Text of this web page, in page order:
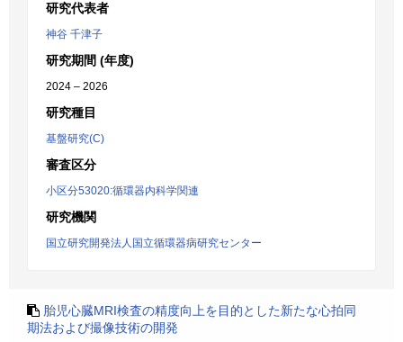
研究代表者
神谷 千津子
研究期間 (年度)
2024 – 2026
研究種目
基盤研究(C)
審査区分
小区分53020:循環器内科学関連
研究機関
国立研究開発法人国立循環器病研究センター
胎児心臓MRI検査の精度向上を目的とした新たな心拍同
期法および撮像技術の開発